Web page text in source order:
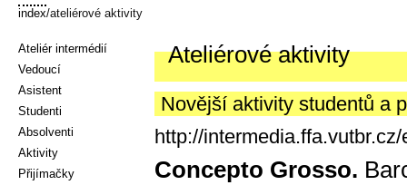
index/ateliérové aktivity
Ateliér intermédií
Vedoucí
Asistent
Studenti
Absolventi
Aktivity
Přijímačky
Ateliérové aktivity
Novější aktivity studentů a
http://intermedia.ffa.vutbr.cz/
Concepto Grosso.